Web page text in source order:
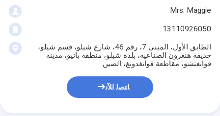
Mrs. Maggie
13110926050
الطابق الأول، المبنى 7، رقم 46، شارع شيلو، قسم شيلو،
حديقة هنغرون الصناعية، بلدة شيلو، منطقة بانيو، مدينة
قوانغتشو، مقاطعة قوانغدونغ، الصين.
ﺎﺘﺼﻟ ﺍﻶﻧ